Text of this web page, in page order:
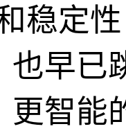
稳定
也早已
更智能